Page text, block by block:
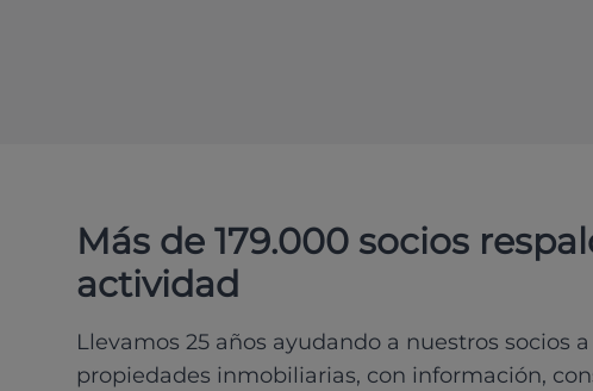
Más de 179.000 socios
actividad
Llevamos 25 años ayudando a nuestros socios
propiedades inmobiliarias, con información,